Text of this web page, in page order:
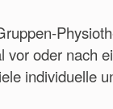
vor oder nach
individuelle